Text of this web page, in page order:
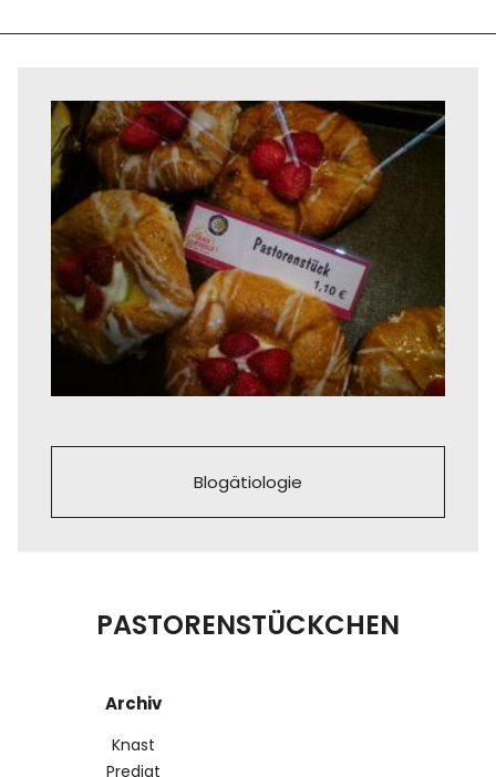
Blogätiologie
PASTORENSTÜCKCHEN
Archiv
Knast
Predigt